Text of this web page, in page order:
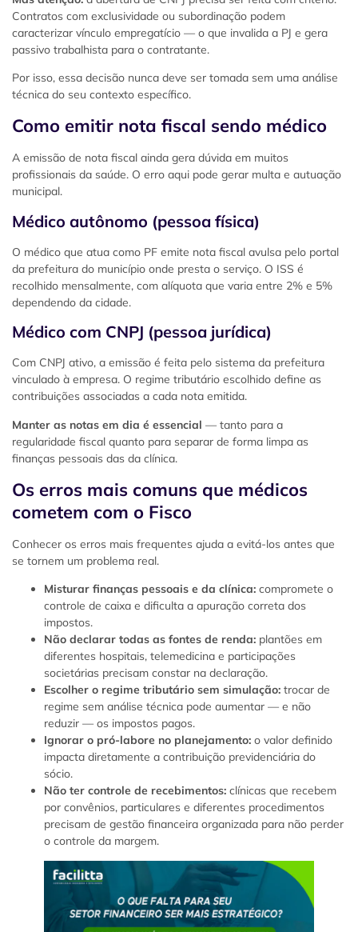
Contratos com exclusividade ou subordinação podem
caracterizar vínculo empregatício — o que invalida a PJ e gera
passivo trabalhista para o contratante.
Por isso, essa decisão nunca deve ser tomada sem uma análise
técnica do seu contexto específico.
Como emitir nota fiscal sendo médico
A emissão de nota fiscal ainda gera dúvida em muitos
profissionais da saúde. O erro aqui pode gerar multa e autuação
municipal.
Médico autônomo (pessoa física)
O médico que atua como PF emite nota fiscal avulsa pelo portal
da prefeitura do município onde presta o serviço. O ISS é
recolhido mensalmente, com alíquota que varia entre 2% e 5%
dependendo da cidade.
Médico com CNPJ (pessoa jurídica)
Com CNPJ ativo, a emissão é feita pelo sistema da prefeitura
vinculado à empresa. O regime tributário escolhido define as
contribuições associadas a cada nota emitida.
Manter as notas em dia é essencial — tanto para a
regularidade fiscal quanto para separar de forma limpa as
finanças pessoais das da clínica.
Os erros mais comuns que médicos
cometem com o Fisco
Conhecer os erros mais frequentes ajuda a evitá-los antes que
se tornem um problema real.
Misturar finanças pessoais e da clínica: compromete o
controle de caixa e dificulta a apuração correta dos
impostos.
Não declarar todas as fontes de renda: plantões em
diferentes hospitais, telemedicina e participações
societárias precisam constar na declaração.
Escolher o regime tributário sem simulação: trocar de
regime sem análise técnica pode aumentar — e não
reduzir — os impostos pagos.
Ignorar o pró-labore no planejamento: o valor definido
impacta diretamente a contribuição previdenciária do
sócio.
Não ter controle de recebimentos: clínicas que recebem
por convênios, particulares e diferentes procedimentos
precisam de gestão financeira organizada para não perder
o controle da margem.